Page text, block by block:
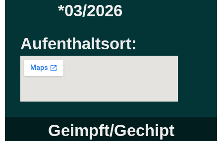
*03/2026
Aufenthaltsort:
Geimpft/Gechipt